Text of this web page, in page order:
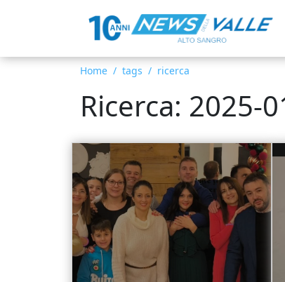
Home tags ricerca
Ricerca: 2025-